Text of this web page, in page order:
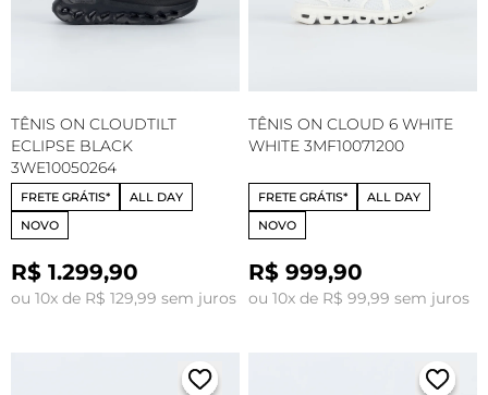
TÊNIS ON CLOUDTILT
ECLIPSE BLACK
3WE10050264
FRETE GRÁTIS*
ALL DAY
NOVO
R$ 1.299,90
ou 10x de R$ 129,99 sem juros
TÊNIS ON CLOUD 6 WHITE
WHITE 3MF10071200
FRETE GRÁTIS*
ALL DAY
NOVO
R$ 999,90
ou 10x de R$ 99,99 sem juros